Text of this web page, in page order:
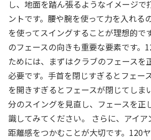
し、地面を踏ん張るようなイメージで
ントです。腰や腕を使って力を入れる
を使ってスイングすることが理想的で
のフェースの向きも重要な要素です。
ためには、まずはクラブのフェースを
必要です。手首を閉じすぎるとフェー
を開きすぎるとフェースが閉じてしま
分のスイングを見直し、フェースを正
識してみてください。 さらに、アイア
距離感をつかむことが大切です。120